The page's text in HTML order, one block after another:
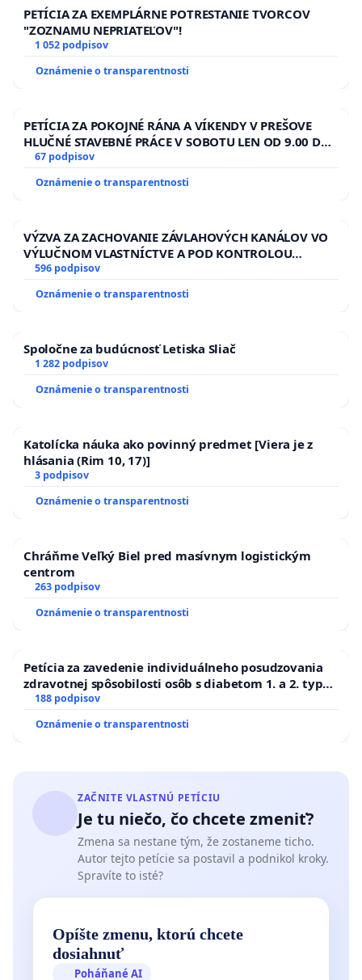
PETÍCIA ZA EXEMPLÁRNE POTRESTANIE TVORCOV
"ZOZNAMU NEPRIATEĽOV"!
1 052 podpisov
Oznámenie o transparentnosti
PETÍCIA ZA POKOJNÉ RÁNA A VÍKENDY V PREŠOVE
HLUČNÉ STAVEBNÉ PRÁCE V SOBOTU LEN OD 9.00 DO
13.00 HOD., CEZ PRACOVNÝ TÝŽDEŇ CIEĽ 8.00 – 18.00
HOD. A PRAVIDELNÁ KONTROLA STAVBY C-AREA NA
ĎUMBIERSKEJ/MAGU
67 podpisov
Oznámenie o transparentnosti
VÝZVA ZA ZACHOVANIE ZÁVLAHOVÝCH KANÁLOV VO
VÝLUČNOM VLASTNÍCTVE A POD KONTROLOU
SLOVENSKEJ REPUBLIKY & žiadosť na riešenie
zanedbaného stavu závlahových a odvodňovacích
kanálov na Slovensku
596 podpisov
Oznámenie o transparentnosti
Spoločne za budúcnosť Letiska Sliač
1 282 podpisov
Oznámenie o transparentnosti
Katolícka náuka ako povinný predmet [Viera je z
hlásania (Rim 10, 17)]
3 podpisov
Oznámenie o transparentnosti
Chráňme Veľký Biel pred masívnym logistickým
centrom
263 podpisov
Oznámenie o transparentnosti
Petícia za zavedenie individuálneho posudzovania
zdravotnej spôsobilosti osôb s diabetom 1. a 2. typu
pri prijímaní do Policajného zboru SR
188 podpisov
Oznámenie o transparentnosti
ZAČNITE VLASTNÚ PETÍCIU
Je tu niečo, čo chcete zmeniť?
Zmena sa nestane tým, že zostaneme ticho.
Autor tejto petície sa postavil a podnikol kroky.
Spravíte to isté?
Opíšte zmenu, ktorú chcete
dosiahnuť
Poháňané AI